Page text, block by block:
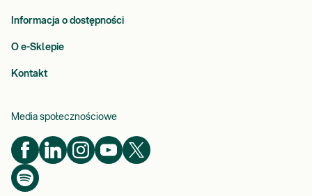
Informacja o dostępności
O e-Sklepie
Kontakt
Media społecznościowe